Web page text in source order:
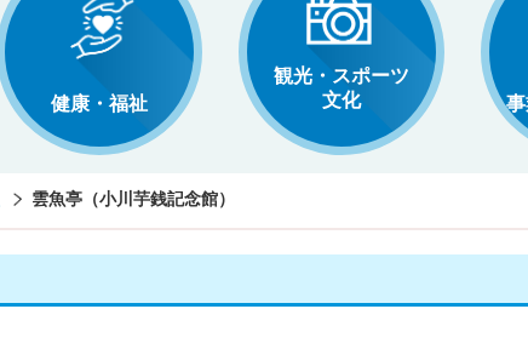
健康・福祉
観光・スポーツ
文化
雲魚亭（小川芋銭記念館）